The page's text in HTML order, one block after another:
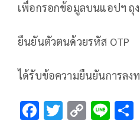
เพื่อกรอกข้อมูลบนแอปฯ ถุง
ยืนยันตัวตนด้วยรหัส OTP
ได้รับข้อความยืนยันการลง
F T C Li